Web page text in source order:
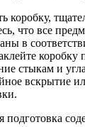
коробку,
что все
в
стыкам и
вскрытие
подготовка